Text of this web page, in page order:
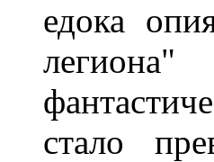
едока
стало